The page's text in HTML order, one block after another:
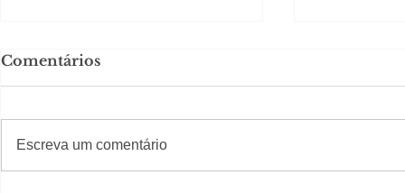
Comentários
Escreva um comentário
#Sugestões